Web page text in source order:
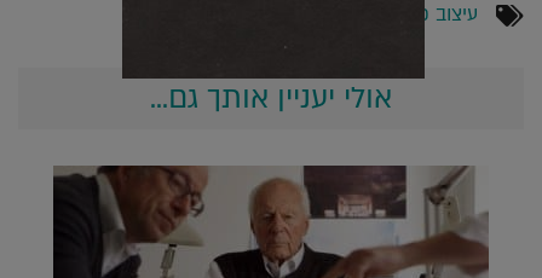
עיצוב פנים
אולי יעניין אותך גם...